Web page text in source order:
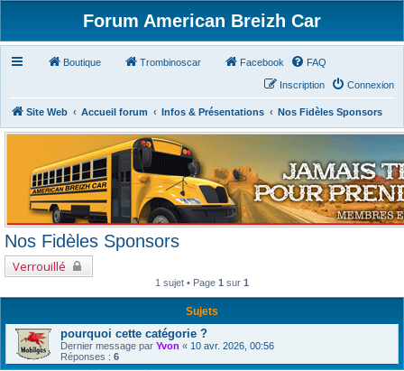
Forum American Breizh Car
Boutique Trombinoscar Facebook FAQ
Connexion
Inscription
Site Web Accueil forum Infos & Présentations Nos Fidèles Sponsors
Nos Fidèles Sponsors
Verrouillé
1 sujet • Page 1 sur 1
Sujets
pourquoi cette catégorie ?
Dernier message par Yvon « 10 avr. 2026, 00:56
Réponses : 6